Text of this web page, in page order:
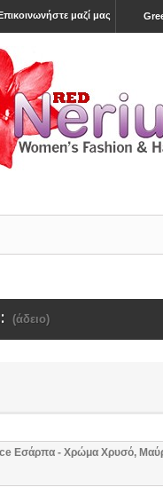
μαζί μας
(άδειο)
Εσάρπα - Χρώμα Χρυσό,